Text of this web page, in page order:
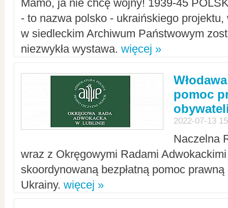
Mamo, ja nie chcę wojny! 1939-45
- to nazwa polsko - ukraińskiego
w siedleckim Archiwum Państwowym
niezwykła wystawa. więcej »
pomoc
2022-07-13
Naczelna
wraz z Okręgowymi Radami Adwokackimi
skoordynowaną bezpłatną pomoc
Ukrainy. więcej »